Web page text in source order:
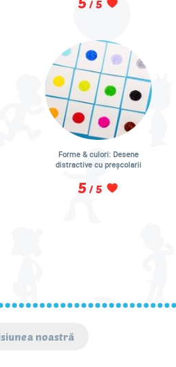
/ 5
Forme & culori: Desene
distractive cu preșcolarii
5 / 5
noastră